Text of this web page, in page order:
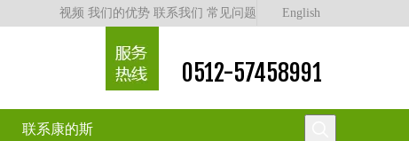
视频 我们的优势 联系我们 常见问题 English
0512-57458991
联系康的斯